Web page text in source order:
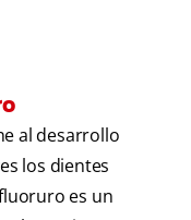
al desarrollo
los dientes
es un